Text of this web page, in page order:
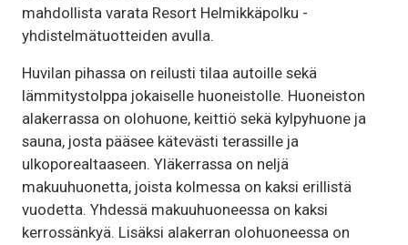
mahdollista varata Resort Helmikkäpolku -
yhdistelmätuotteiden avulla.
Huvilan pihassa on reilusti tilaa autoille sekä
lämmitystolppa jokaiselle huoneistolle. Huoneiston
alakerrassa on olohuone, keittiö sekä kylpyhuone ja
sauna, josta pääsee kätevästi terassille ja
ulkoporealtaaseen. Yläkerrassa on neljä
makuuhuonetta, joista kolmessa on kaksi erillistä
vuodetta. Yhdessä makuuhuoneessa on kaksi
kerrossänkyä. Lisäksi alakerran olohuoneessa on